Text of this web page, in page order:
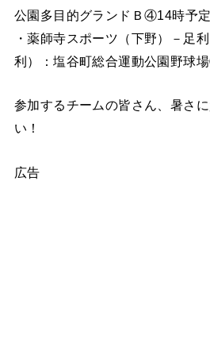
公園多目的グランドＢ④14時予定
・薬師寺スポーツ（下野）－足
利）：塩谷町総合運動公園野球
参加するチームの皆さん、暑さ
い！
広告